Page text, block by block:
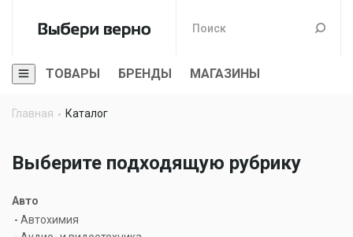
ТОВАРЫ БРЕНДЫ МАГАЗИНЫ
Главная Каталог
Выберите подходящую рубрику
Авто
- Автохимия